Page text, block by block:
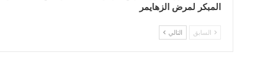
المبكر لمرض الزهايمر
السابق التالي